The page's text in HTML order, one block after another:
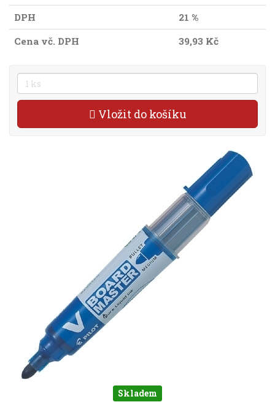
DPH
21 %
Cena vč. DPH
39,93 Kč
Vložit do košíku
Skladem